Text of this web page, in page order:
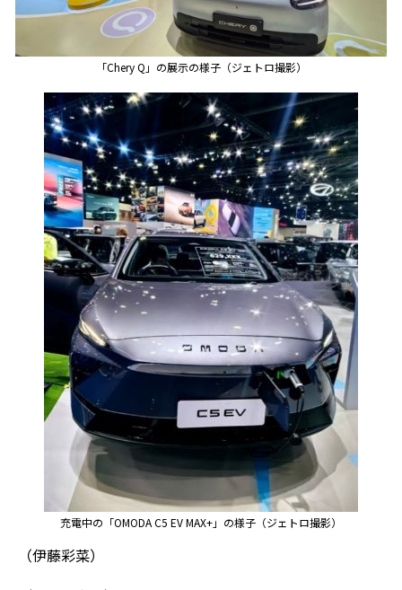
「Chery Q」の展示の様子（ジェトロ撮影）
充電中の「OMODA C5 EV MAX+」の様子（ジェトロ撮影）
（伊藤彩菜）